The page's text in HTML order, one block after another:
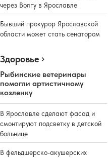
через Волгу в Ярославле
Бывший прокурор Ярославской
области может стать сенатором
Здоровье
Рыбинские ветеринары
помогли артистичному
козленку
В Ярославле сделают фасад и
смонтируют подсветку в детской
больнице
В фельдшерско-акушерских